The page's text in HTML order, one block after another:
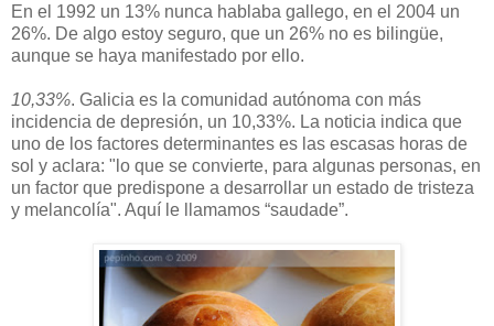
En el 1992 un 13% nunca hablaba gallego, en el 2004 un
26%. De algo estoy seguro, que un 26% no es bilingüe,
aunque se haya manifestado por ello.
10,33%. Galicia es la comunidad autónoma con más
incidencia de depresión, un 10,33%. La noticia indica que
uno de los factores determinantes es las escasas horas de
sol y aclara: "lo que se convierte, para algunas personas, en
un factor que predispone a desarrollar un estado de tristeza
y melancolía". Aquí le llamamos “saudade”.